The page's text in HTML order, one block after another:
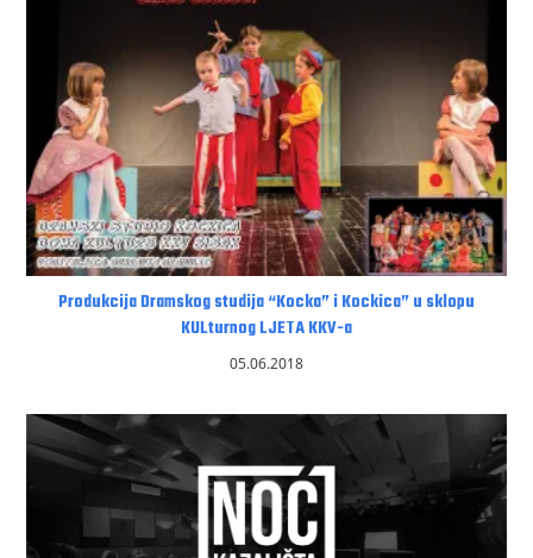
Produkcija Dramskog studija “Kocka” i Kockica” u sklopu
KULturnog LJETA KKV-a
05.06.2018